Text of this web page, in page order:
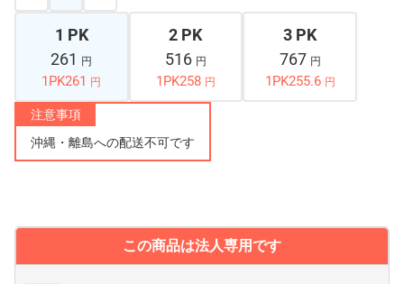
1 PK
261
円
1PK261 円
2 PK
516 円
1PK258 円
3 PK
767 円
1PK255.6 円
注意事項
沖縄・離島への配送不可です
この商品は法人専用です